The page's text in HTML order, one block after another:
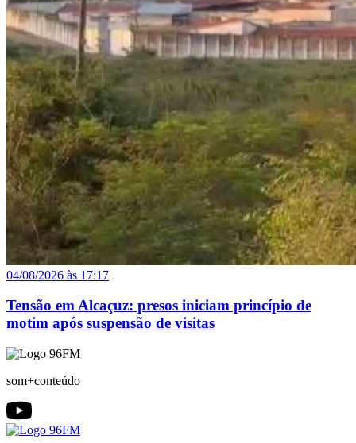
04/08/2026 às 17:17
Tensão em Alcaçuz: presos iniciam princípio de
motim após suspensão de visitas
som+conteúdo